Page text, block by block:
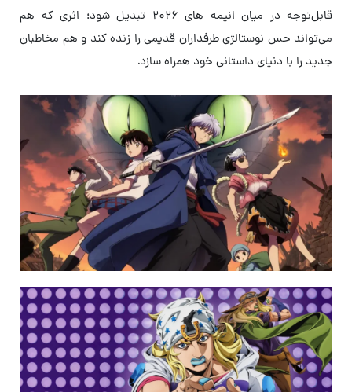
قابل‌توجه در میان انیمه های ۲۰۲۶ تبدیل شود؛ اثری که هم
می‌تواند حس نوستالژی طرفداران قدیمی را زنده کند و هم مخاطبان
جدید را با دنیای داستانی خود همراه سازد.